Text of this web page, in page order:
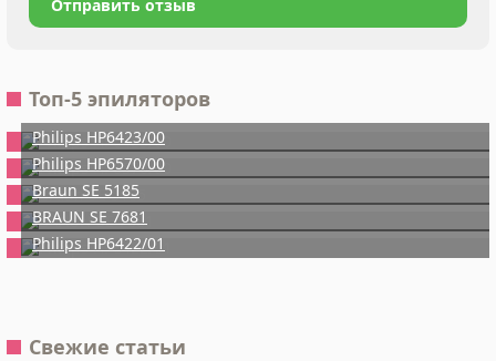
Топ-5 эпиляторов
Philips HP6423/00
Philips HP6570/00
Braun SE 5185
BRAUN SE 7681
Philips HP6422/01
Свежие статьи